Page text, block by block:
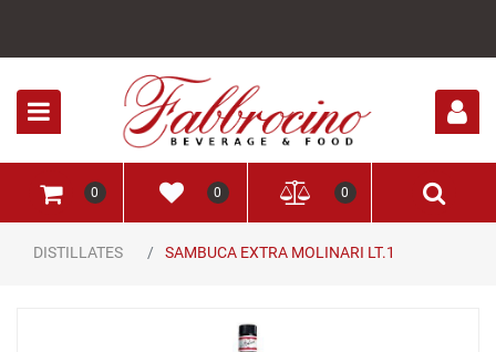
0 0 0
DISTILLATES SAMBUCA EXTRA MOLINARI LT.1